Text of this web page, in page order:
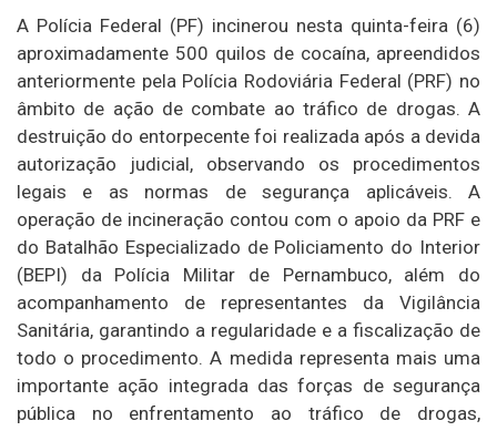
A Polícia Federal (PF) incinerou nesta quinta-feira (6)
aproximadamente 500 quilos de cocaína, apreendidos
anteriormente pela Polícia Rodoviária Federal (PRF) no
âmbito de ação de combate ao tráfico de drogas. A
destruição do entorpecente foi realizada após a devida
autorização judicial, observando os procedimentos
legais e as normas de segurança aplicáveis. A
operação de incineração contou com o apoio da PRF e
do Batalhão Especializado de Policiamento do Interior
(BEPI) da Polícia Militar de Pernambuco, além do
acompanhamento de representantes da Vigilância
Sanitária, garantindo a regularidade e a fiscalização de
todo o procedimento. A medida representa mais uma
importante ação integrada das forças de segurança
pública no enfrentamento ao tráfico de drogas,